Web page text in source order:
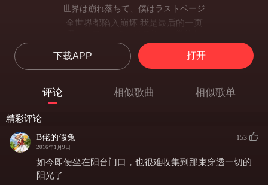
世界は崩れ落ちて、僕はラストページ
全世界都陷入崩坏 我是最后的一页
你戴着围巾静静地微笑着
その風景はまるで古いフランス映画の
那副景象简直就像古老的法国电影一般
屏住呼吸 堵起耳朵
目を閉じて耳を塞いで世界に溶けてみたいって
想要闭上眼睛 堵起耳朵 与这个世界融为一体
君の肩は頼りないままセピアに変わった
下载APP 打开
评论 相似歌曲 相似歌单
精彩评论
B佬的假兔
2016年1月9日
153
如今即便坐在阳台门口，也很难收集到那束穿透一切的
阳光了